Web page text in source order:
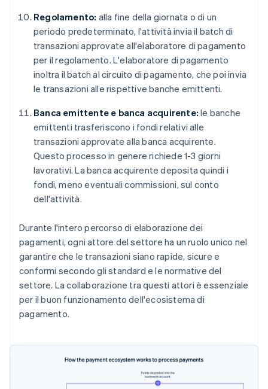
Regolamento: alla fine della giornata o di un
periodo predeterminato, l'attività invia il batch di
transazioni approvate all'elaboratore di pagamento
per il regolamento. L'elaboratore di pagamento
inoltra il batch al circuito di pagamento, che poi invia
le transazioni alle rispettive banche emittenti.
Banca emittente e banca acquirente: le banche
emittenti trasferiscono i fondi relativi alle
transazioni approvate alla banca acquirente.
Questo processo in genere richiede 1-3 giorni
lavorativi. La banca acquirente deposita quindi i
fondi, meno eventuali commissioni, sul conto
dell'attività.
Durante l'intero percorso di elaborazione dei
pagamenti, ogni attore del settore ha un ruolo unico nel
garantire che le transazioni siano rapide, sicure e
conformi secondo gli standard e le normative del
settore. La collaborazione tra questi attori è essenziale
per il buon funzionamento dell'ecosistema di
pagamento.